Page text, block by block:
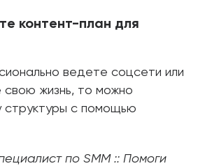
контент-план для
ведете соцсети или
свою жизнь, то можно
структуры с помощью
по SMM :: Помоги